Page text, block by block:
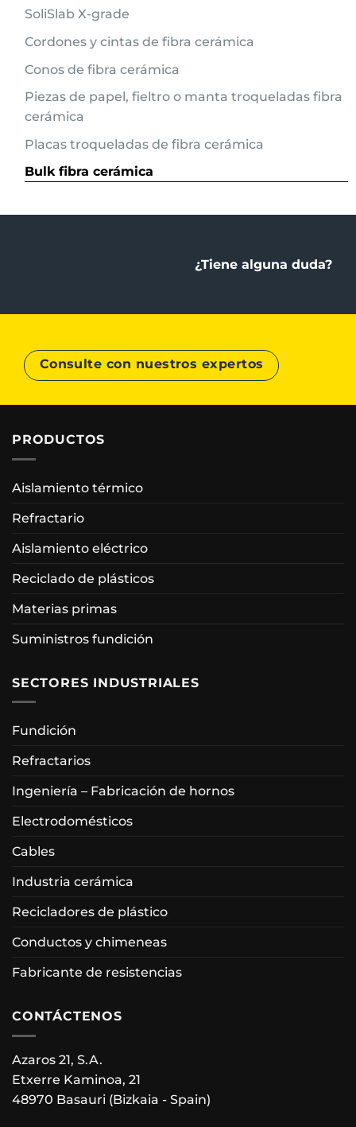
SoliSlab X-grade
Cordones y cintas de fibra cerámica
Conos de fibra cerámica
Piezas de papel, fieltro o manta troqueladas fibra
cerámica
Placas troqueladas de fibra cerámica
Bulk fibra cerámica
¿Tiene alguna duda?
Consulte con nuestros expertos
PRODUCTOS
Aislamiento térmico
Refractario
Aislamiento eléctrico
Reciclado de plásticos
Materias primas
Suministros fundición
SECTORES INDUSTRIALES
Fundición
Refractarios
Ingeniería – Fabricación de hornos
Electrodomésticos
Cables
Industria cerámica
Recicladores de plástico
Conductos y chimeneas
Fabricante de resistencias
CONTÁCTENOS
Azaros 21, S.A.
Etxerre Kaminoa, 21
48970 Basauri (Bizkaia - Spain)